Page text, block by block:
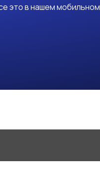
это в нашем мобильном